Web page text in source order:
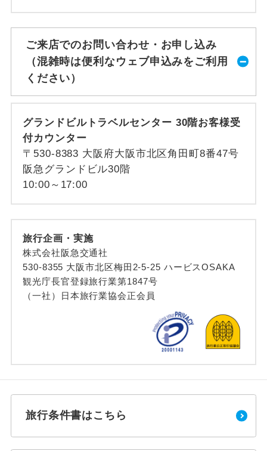
ご来店でのお問い合わせ・お申し込み
（混雑時は便利なウェブ申込みをご利用
ください）
グランドビルトラベルセンター 30階お客様受
付カウンター
〒530-8383 大阪府大阪市北区角田町8番47号
阪急グランドビル30階
10:00～17:00
旅行企画・実施
株式会社阪急交通社
530-8355 大阪市北区梅田2-5-25 ハービスOSAKA
観光庁長官登録旅行業第1847号
（一社）日本旅行業協会正会員
旅行条件書はこちら